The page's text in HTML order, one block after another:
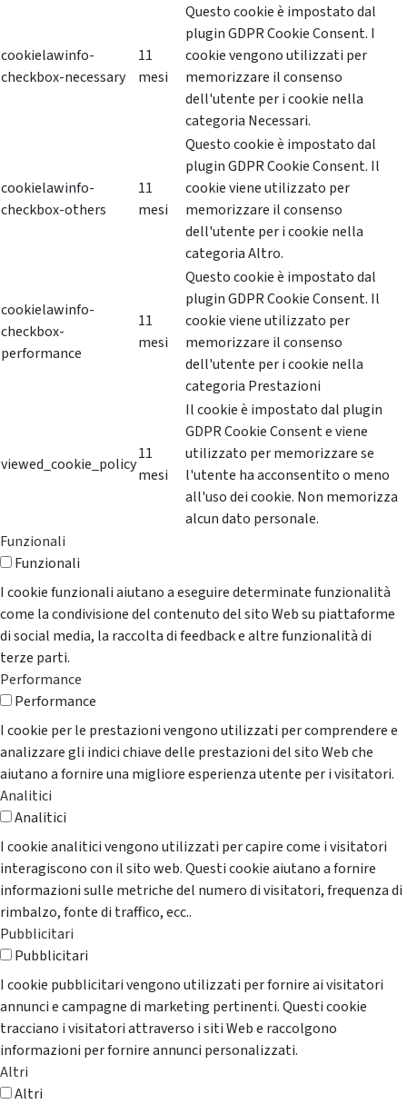
cookielawinfo-
checkbox-necessary
11
mesi
Questo cookie è impostato dal
plugin GDPR Cookie Consent. I
cookie vengono utilizzati per
memorizzare il consenso
dell'utente per i cookie nella
categoria Necessari.
cookielawinfo-
checkbox-others
11
mesi
Questo cookie è impostato dal
plugin GDPR Cookie Consent. Il
cookie viene utilizzato per
memorizzare il consenso
dell'utente per i cookie nella
categoria Altro.
cookielawinfo-
checkbox-
performance
11
mesi
Questo cookie è impostato dal
plugin GDPR Cookie Consent. Il
cookie viene utilizzato per
memorizzare il consenso
dell'utente per i cookie nella
categoria Prestazioni
viewed_cookie_policy
11
mesi
Il cookie è impostato dal plugin
GDPR Cookie Consent e viene
utilizzato per memorizzare se
l'utente ha acconsentito o meno
all'uso dei cookie. Non memorizza
alcun dato personale.
Funzionali
Funzionali
I cookie funzionali aiutano a eseguire determinate funzionalità
come la condivisione del contenuto del sito Web su piattaforme
di social media, la raccolta di feedback e altre funzionalità di
terze parti.
Performance
Performance
I cookie per le prestazioni vengono utilizzati per comprendere e
analizzare gli indici chiave delle prestazioni del sito Web che
aiutano a fornire una migliore esperienza utente per i visitatori.
Analitici
Analitici
I cookie analitici vengono utilizzati per capire come i visitatori
interagiscono con il sito web. Questi cookie aiutano a fornire
informazioni sulle metriche del numero di visitatori, frequenza di
rimbalzo, fonte di traffico, ecc..
Pubblicitari
Pubblicitari
I cookie pubblicitari vengono utilizzati per fornire ai visitatori
annunci e campagne di marketing pertinenti. Questi cookie
tracciano i visitatori attraverso i siti Web e raccolgono
informazioni per fornire annunci personalizzati.
Altri
Altri